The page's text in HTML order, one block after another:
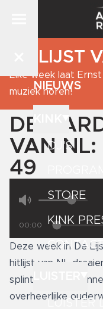
NIEUWS
DJ'S
STORE
KINK
LUISTER
DE LIJST
Elke week laat
muziek horen!
DE
VAN
49
00:00
Deze week in De
hitlijst van NL
splinternieuwe
overheerlijke